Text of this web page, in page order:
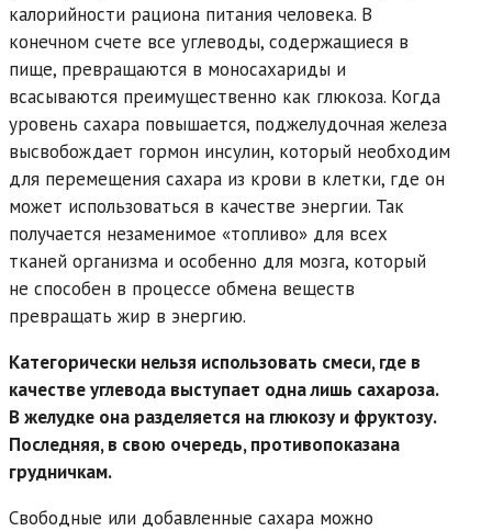
калорийности рациона питания человека. В
конечном счете все углеводы, содержащиеся в
пище, превращаются в моносахариды и
всасываются преимущественно как глюкоза. Когда
уровень сахара повышается, поджелудочная железа
высвобождает гормон инсулин, который необходим
для перемещения сахара из крови в клетки, где он
может использоваться в качестве энергии. Так
получается незаменимое «топливо» для всех
тканей организма и особенно для мозга, который
не способен в процессе обмена веществ
превращать жир в энергию.
Категорически нельзя использовать смеси, где в
качестве углевода выступает одна лишь сахароза.
В желудке она разделяется на глюкозу и фруктозу.
Последняя, в свою очередь, противопоказана
грудничкам.
Свободные или добавленные сахара можно